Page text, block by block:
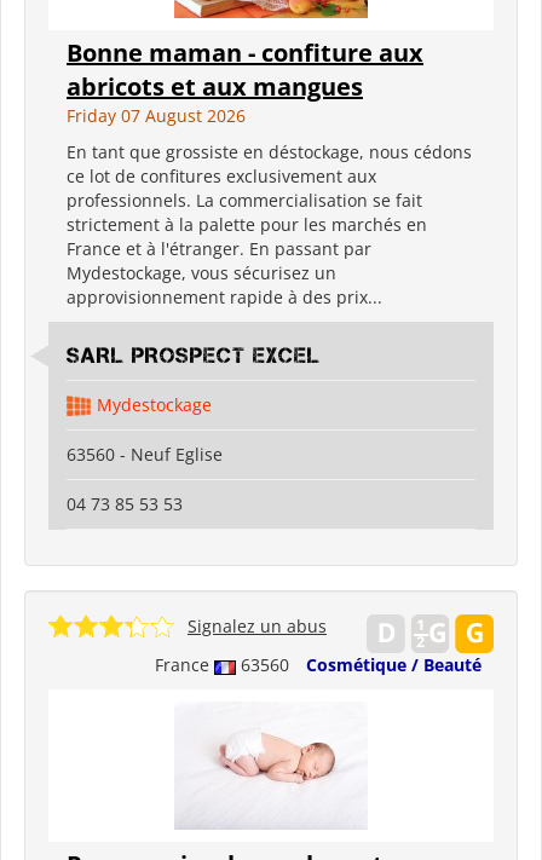
Bonne maman - confiture aux
abricots et aux mangues
Friday 07 August 2026
En tant que grossiste en déstockage, nous cédons
ce lot de confitures exclusivement aux
professionnels. La commercialisation se fait
strictement à la palette pour les marchés en
France et à l'étranger. En passant par
Mydestockage, vous sécurisez un
approvisionnement rapide à des prix...
SARL PROSPECT EXCEL
Mydestockage
63560 - Neuf Eglise
04 73 85 53 53
France 63560 Cosmétique / Beauté
Signalez un abus